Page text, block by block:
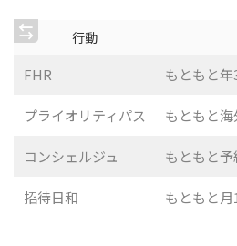
行動
FHR
もともと
プライオリティパス もともと
コンシェルジュ もともと
招待日和 もともと